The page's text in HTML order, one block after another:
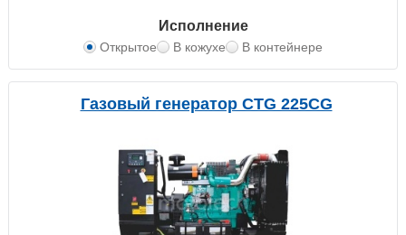
Исполнение
Открытое В кожухе В контейнере
Газовый генератор CTG 225CG